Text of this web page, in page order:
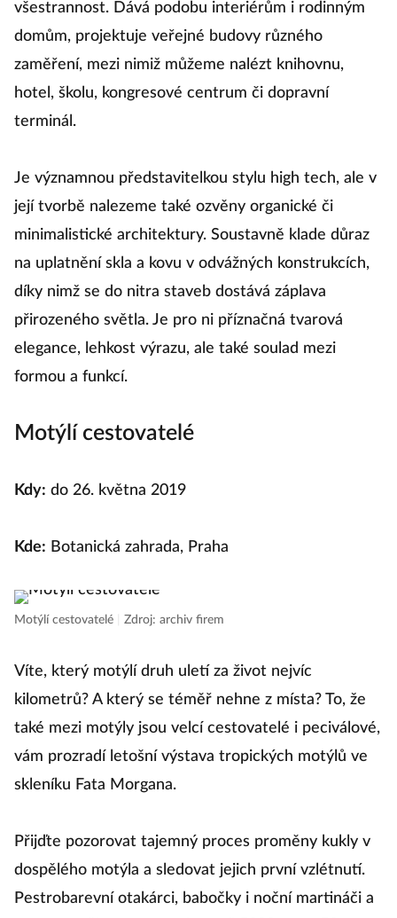
všestrannost. Dává podobu interiérům i rodinným
domům, projektuje veřejné budovy různého
zaměření, mezi nimiž můžeme nalézt knihovnu,
hotel, školu, kongresové centrum či dopravní
terminál.
Je významnou představitelkou stylu high tech, ale v
její tvorbě nalezeme také ozvěny organické či
minimalistické architektury. Soustavně klade důraz
na uplatnění skla a kovu v odvážných konstrukcích,
díky nimž se do nitra staveb dostává záplava
přirozeného světla. Je pro ni příznačná tvarová
elegance, lehkost výrazu, ale také soulad mezi
formou a funkcí.
Motýlí cestovatelé
Kdy: do 26. května 2019
Kde: Botanická zahrada, Praha
Motýlí cestovatelé Zdroj: archiv firem
Víte, který motýlí druh uletí za život nejvíc
kilometrů? A který se téměř nehne z místa? To, že
také mezi motýly jsou velcí cestovatelé i peciválové,
vám prozradí letošní výstava tropických motýlů ve
skleníku Fata Morgana.
Přijďte pozorovat tajemný proces proměny kukly v
dospělého motýla a sledovat jejich první vzlétnutí.
Pestrobarevní otakárci, babočky i noční martináči a